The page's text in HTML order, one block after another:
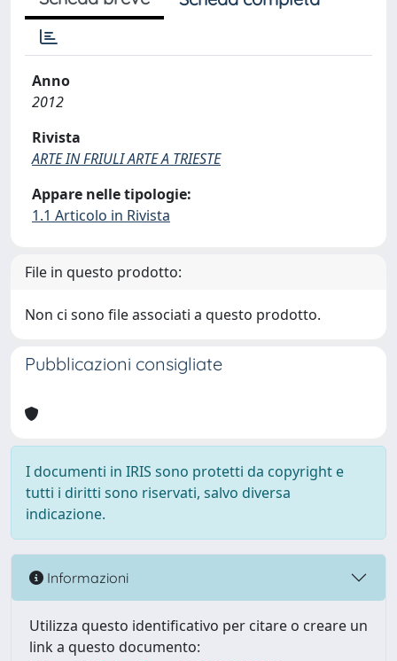
Anno
2012
Rivista
ARTE IN FRIULI ARTE A TRIESTE
Appare nelle tipologie:
1.1 Articolo in Rivista
File in questo prodotto:
Non ci sono file associati a questo prodotto.
Pubblicazioni consigliate
I documenti in IRIS sono protetti da copyright e
tutti i diritti sono riservati, salvo diversa
indicazione.
Informazioni
Utilizza questo identificativo per citare o creare un
link a questo documento: